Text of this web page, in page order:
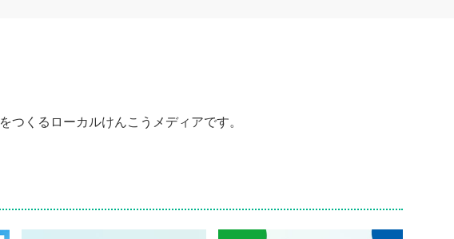
をつくるローカルけんこうメディアです。